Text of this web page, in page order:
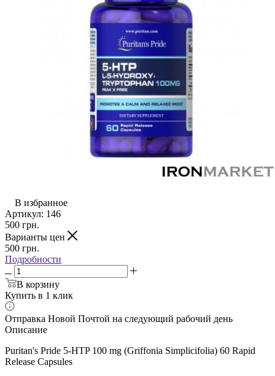
В избранное
Артикул: 146
500 грн.
Варианты цен
500 грн.
Подробности
В корзину
Купить в 1 клик
Отправка Новой Почтой на следующий рабочий день
Описание
Puritan's Pride 5-HTP 100 mg (Griffonia Simplicifolia) 60 Rapid
Release Capsules